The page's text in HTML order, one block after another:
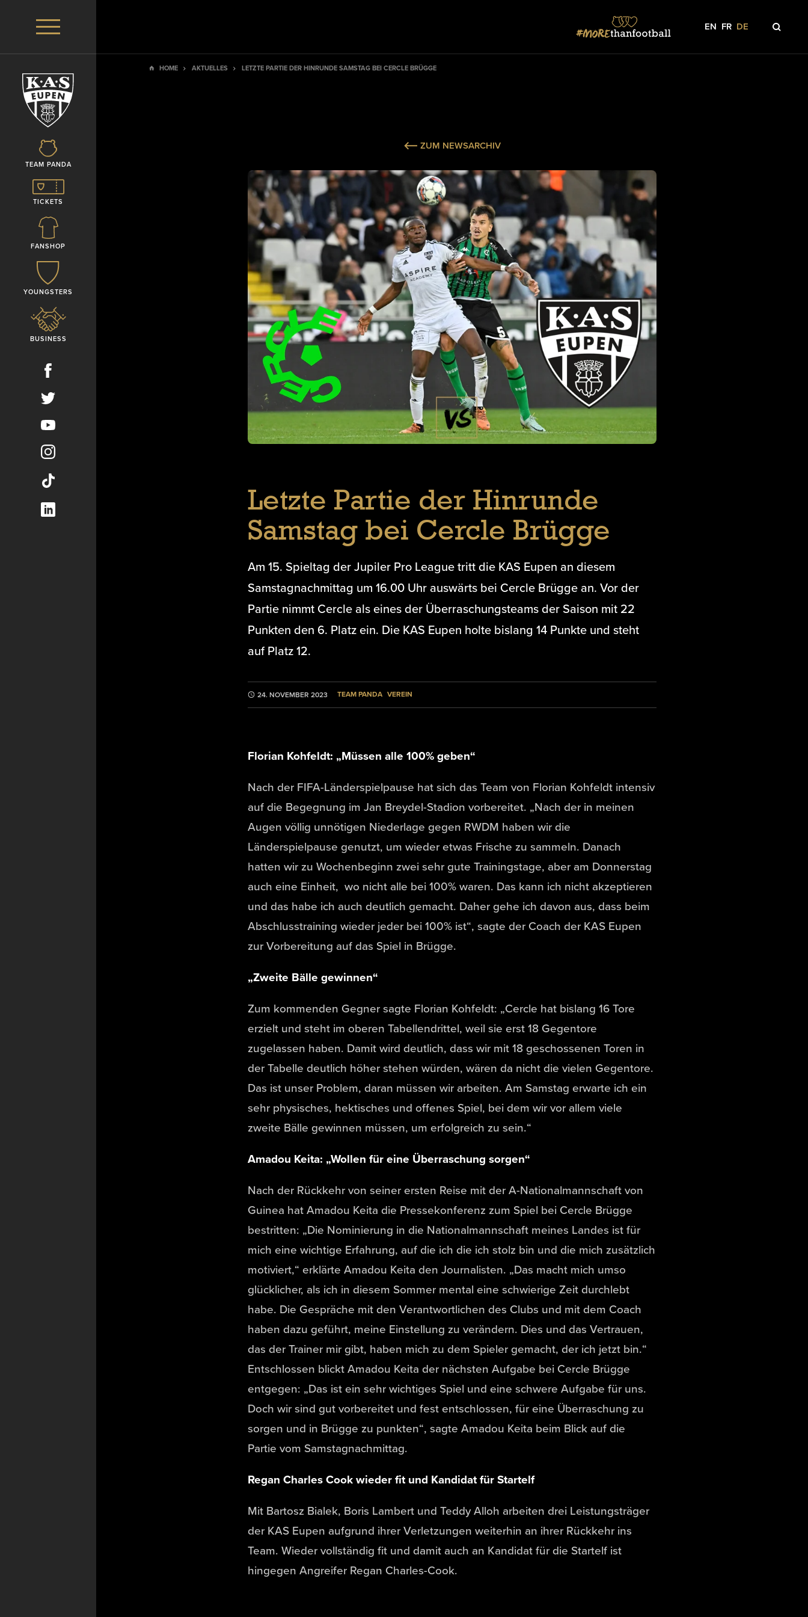
TEAM PANDA
TICKETS
FANSHOP
YOUNGSTERS
BUSINESS
EN FR DE
HOME AKTUELLES LETZTE PARTIE DER HINRUNDE SAMSTAG BEI CERCLE BRÜGGE
ZUM NEWSARCHIV
Letzte Partie der Hinrunde
Samstag bei Cercle Brügge
Am 15. Spieltag der Jupiler Pro League tritt die KAS Eupen an diesem
Samstagnachmittag um 16.00 Uhr auswärts bei Cercle Brügge an. Vor der
Partie nimmt Cercle als eines der Überraschungsteams der Saison mit 22
Punkten den 6. Platz ein. Die KAS Eupen holte bislang 14 Punkte und steht
auf Platz 12.
24. NOVEMBER 2023 TEAM PANDA VEREIN
Florian Kohfeldt: „Müssen alle 100% geben“
Nach der FIFA-Länderspielpause hat sich das Team von Florian Kohfeldt intensiv
auf die Begegnung im Jan Breydel-Stadion vorbereitet. „Nach der in meinen
Augen völlig unnötigen Niederlage gegen RWDM haben wir die
Länderspielpause genutzt, um wieder etwas Frische zu sammeln. Danach
hatten wir zu Wochenbeginn zwei sehr gute Trainingstage, aber am Donnerstag
auch eine Einheit, wo nicht alle bei 100% waren. Das kann ich nicht akzeptieren
und das habe ich auch deutlich gemacht. Daher gehe ich davon aus, dass beim
Abschlusstraining wieder jeder bei 100% ist“, sagte der Coach der KAS Eupen
zur Vorbereitung auf das Spiel in Brügge.
„Zweite Bälle gewinnen“
Zum kommenden Gegner sagte Florian Kohfeldt: „Cercle hat bislang 16 Tore
erzielt und steht im oberen Tabellendrittel, weil sie erst 18 Gegentore
zugelassen haben. Damit wird deutlich, dass wir mit 18 geschossenen Toren in
der Tabelle deutlich höher stehen würden, wären da nicht die vielen Gegentore.
Das ist unser Problem, daran müssen wir arbeiten. Am Samstag erwarte ich ein
sehr physisches, hektisches und offenes Spiel, bei dem wir vor allem viele
zweite Bälle gewinnen müssen, um erfolgreich zu sein.“
Amadou Keita: „Wollen für eine Überraschung sorgen“
Nach der Rückkehr von seiner ersten Reise mit der A-Nationalmannschaft von
Guinea hat Amadou Keita die Pressekonferenz zum Spiel bei Cercle Brügge
bestritten: „Die Nominierung in die Nationalmannschaft meines Landes ist für
mich eine wichtige Erfahrung, auf die ich die ich stolz bin und die mich zusätzlich
motiviert,“ erklärte Amadou Keita den Journalisten. „Das macht mich umso
glücklicher, als ich in diesem Sommer mental eine schwierige Zeit durchlebt
habe. Die Gespräche mit den Verantwortlichen des Clubs und mit dem Coach
haben dazu geführt, meine Einstellung zu verändern. Dies und das Vertrauen,
das der Trainer mir gibt, haben mich zu dem Spieler gemacht, der ich jetzt bin.“
Entschlossen blickt Amadou Keita der nächsten Aufgabe bei Cercle Brügge
entgegen: „Das ist ein sehr wichtiges Spiel und eine schwere Aufgabe für uns.
Doch wir sind gut vorbereitet und fest entschlossen, für eine Überraschung zu
sorgen und in Brügge zu punkten“, sagte Amadou Keita beim Blick auf die
Partie vom Samstagnachmittag.
Regan Charles Cook wieder fit und Kandidat für Startelf
Mit Bartosz Bialek, Boris Lambert und Teddy Alloh arbeiten drei Leistungsträger
der KAS Eupen aufgrund ihrer Verletzungen weiterhin an ihrer Rückkehr ins
Team. Wieder vollständig fit und damit auch an Kandidat für die Startelf ist
hingegen Angreifer Regan Charles-Cook.